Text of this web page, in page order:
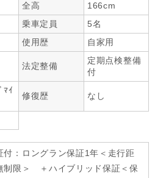
全高
166cm
乗車定員
5名
使用歴 自家用
法定整備
定期点検整備
付
ﾏｲ
修復歴 なし
付：ロングラン保証1年＜走行距
制限＞ ＋ハイブリッド保証＜保